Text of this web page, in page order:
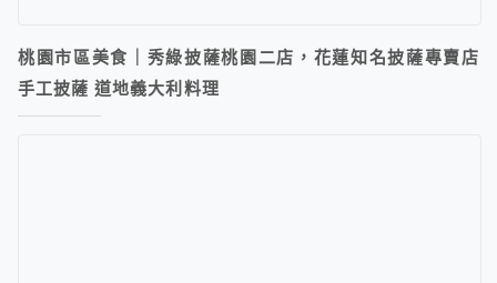
桃園市區美食｜秀綠披薩桃園二店，花蓮知名披薩專賣店
手工披薩 道地義大利料理